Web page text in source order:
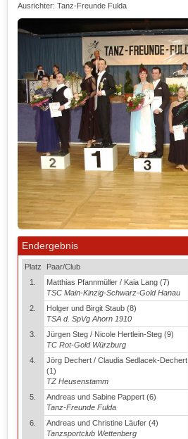
Ausrichter: Tanz-Freunde Fulda
Endergebnis
Platz Paar/Club
1.
Matthias Pfannmüller / Kaia Lang (7)
TSC Main-Kinzig-Schwarz-Gold Hanau
2.
Holger und Birgit Staub (8)
TSA d. SpVg Ahorn 1910
3.
Jürgen Steg / Nicole Hertlein-Steg (9)
TC Rot-Gold Würzburg
4.
Jörg Dechert / Claudia Sedlacek-Dechert
(1)
TZ Heusenstamm
5.
Andreas und Sabine Pappert (6)
Tanz-Freunde Fulda
6.
Andreas und Christine Läufer (4)
Tanzsportclub Wettenberg